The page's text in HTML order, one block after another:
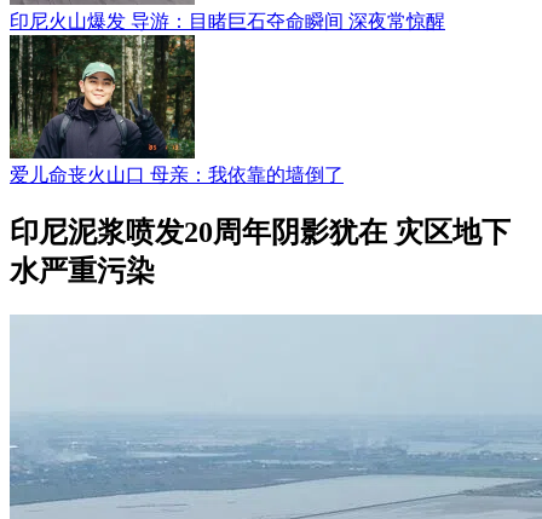
印尼火山爆发 导游：目睹巨石夺命瞬间 深夜常惊醒
爱儿命丧火山口 母亲：我依靠的墙倒了
印尼泥浆喷发20周年阴影犹在 灾区地下
水严重污染